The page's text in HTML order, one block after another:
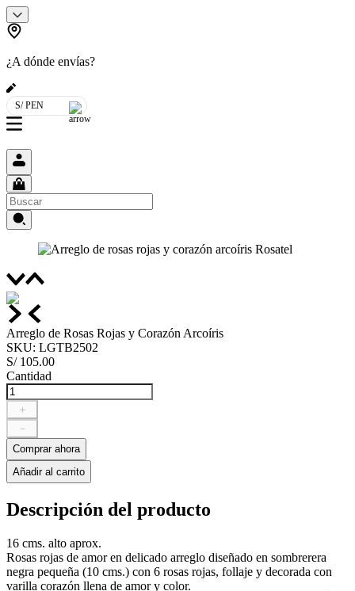
¿A dónde envías?
S/ PEN
Arreglo de Rosas Rojas y Corazón Arcoíris
SKU: LGTB2502
S/ 105.00
Cantidad
＋
－
Comprar ahora
Añadir al carrito
Descripción del producto
16 cms. alto aprox.
Rosas rojas de amor en delicado arreglo diseñado en sombrerera
negra pequeña (10 cms.) con 6 rosas rojas, follaje y decorada con
varilla corazón llena de amor y color.